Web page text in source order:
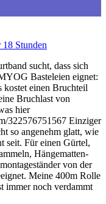
18 Stunden
sucht, dass sich
Basteleien eignet:
kostet einen Bruchteil
Bruchlast von
hier
322576751567 Einziger
so angenehm glatt, wie
seit. Für einen Gürtel,
Hängematten-
von der
Meine 400m Rolle
immer noch verdammt